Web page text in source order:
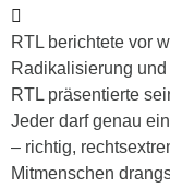
RTL berichtete vor
Radikalisierung
RTL präsentierte
Jeder darf genau
– richtig,
Mitmenschen